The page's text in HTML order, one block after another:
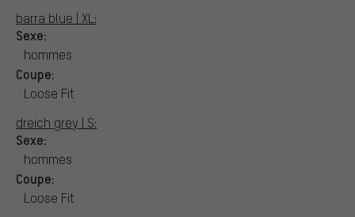
barra blue | XL:
Sexe:
hommes
Coupe:
Loose Fit
dreich grey | S:
Sexe:
hommes
Coupe:
Loose Fit